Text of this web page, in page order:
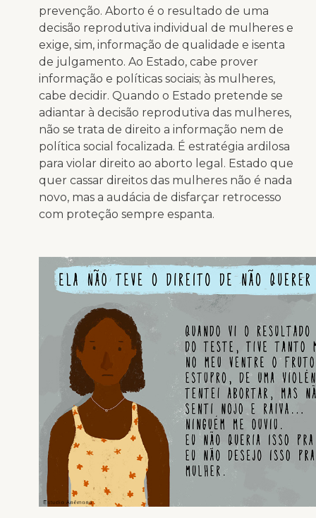
prevenção. Aborto é o resultado de uma
decisão reprodutiva individual de mulheres e
exige, sim, informação de qualidade e isenta
de julgamento. Ao Estado, cabe prover
informação e políticas sociais; às mulheres,
cabe decidir. Quando o Estado pretende se
adiantar à decisão reprodutiva das mulheres,
não se trata de direito a informação nem de
política social focalizada. É estratégia ardilosa
para violar direito ao aborto legal. Estado que
quer cassar direitos das mulheres não é nada
novo, mas a audácia de disfarçar retrocesso
com proteção sempre espanta.